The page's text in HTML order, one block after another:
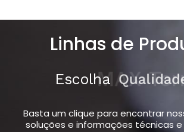
Linhas de
Escolha MAX
Basta um clique para encontrar
soluções e informações técnicas